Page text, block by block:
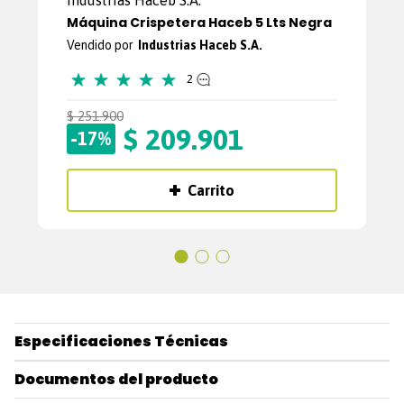
experiencia VIP
Máquina Crispetera Haceb 5 Lts Negra
Industrias Haceb S.A.
★ ★ ★ ★ ★ 2
$ 251.900
-17% $ 209.901
Carrito
Especificaciones Técnicas
Documentos del producto